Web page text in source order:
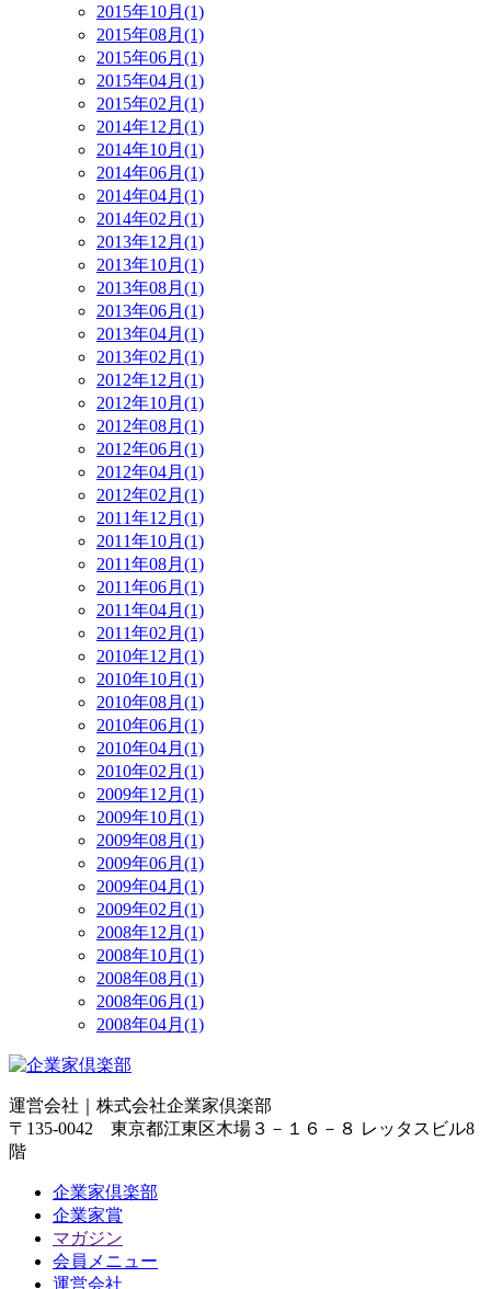
2015年10月(1)
2015年08月(1)
2015年06月(1)
2015年04月(1)
2015年02月(1)
2014年12月(1)
2014年10月(1)
2014年06月(1)
2014年04月(1)
2014年02月(1)
2013年12月(1)
2013年10月(1)
2013年08月(1)
2013年06月(1)
2013年04月(1)
2013年02月(1)
2012年12月(1)
2012年10月(1)
2012年08月(1)
2012年06月(1)
2012年04月(1)
2012年02月(1)
2011年12月(1)
2011年10月(1)
2011年08月(1)
2011年06月(1)
2011年04月(1)
2011年02月(1)
2010年12月(1)
2010年10月(1)
2010年08月(1)
2010年06月(1)
2010年04月(1)
2010年02月(1)
2009年12月(1)
2009年10月(1)
2009年08月(1)
2009年06月(1)
2009年04月(1)
2009年02月(1)
2008年12月(1)
2008年10月(1)
2008年08月(1)
2008年06月(1)
2008年04月(1)
運営会社｜ 株式会社企業家倶楽部
〒135-0042 東京都江東区木場３－１６－８ レッタスビル8
階
企業家倶楽部
企業家賞
マガジン
会員メニュー
運営会社